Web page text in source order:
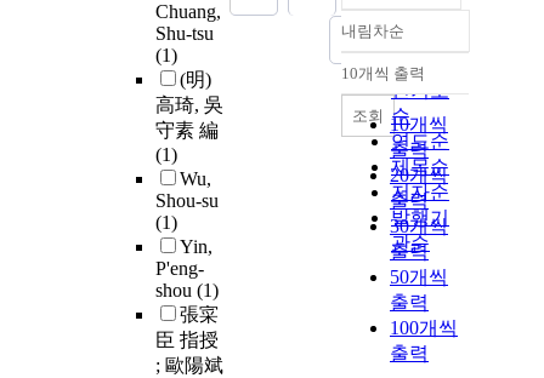
Chuang,
Shu-tsu
(1)
(明)
高琦, 吳
守素 編
(1)
Wu,
Shou-su
(1)
Yin,
P'eng-
shou (1)
張寀
臣 指授
; 歐陽斌
정확도
순
인기도
순
연도순
제목순
저자순
발행기
관순
내림차순
내림차순
10개씩 출력
10개씩
출력
20개씩
출력
30개씩
출력
50개씩
출력
100개씩
출력
조회